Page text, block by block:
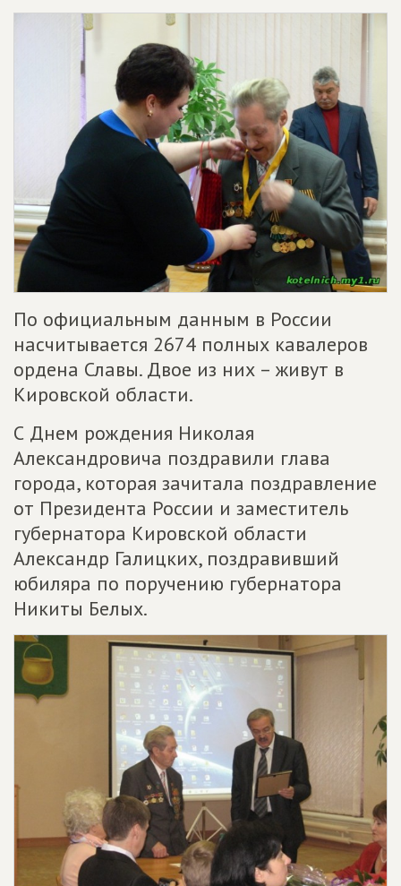
По официальным данным в России
насчитывается 2674 полных кавалеров
ордена Славы. Двое из них – живут в
Кировской области.
С Днем рождения Николая
Александровича поздравили глава
города, которая зачитала поздравление
от Президента России и заместитель
губернатора Кировской области
Александр Галицких, поздравивший
юбиляра по поручению губернатора
Никиты Белых.